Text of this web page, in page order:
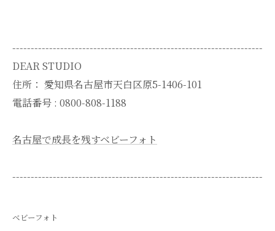
--------------------------------------------------------------------
DEAR STUDIO
住所： 愛知県名古屋市天白区原5-1406-101
電話番号 : 0800-808-1188
名古屋で成長を残すベビーフォト
--------------------------------------------------------------------
ベビーフォト